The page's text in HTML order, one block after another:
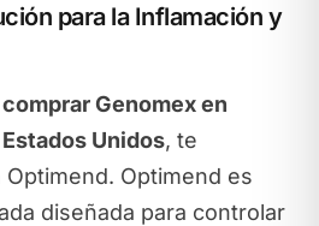
para la Inflamación y
Genomex en
Unidos, te
Optimend es
diseñada para controlar